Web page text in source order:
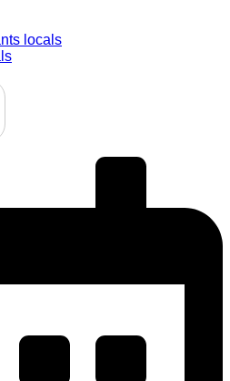
locals